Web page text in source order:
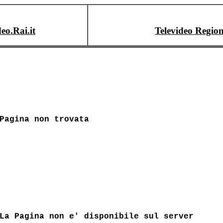
Televideo
Pagina non trovata
La Pagina non e' disponibile sul server